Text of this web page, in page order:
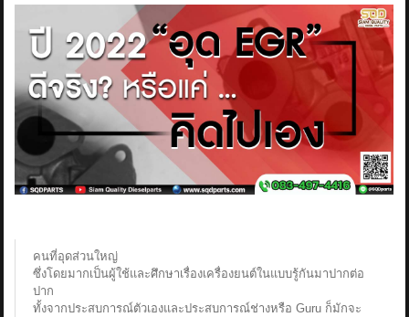
คนที่อุดส่วนใหญ่
ซึ่งโดยมากเป็นผู้ใช้และศึกษาเรื่องเครื่องยนต์ในแบบรู้กันมาปากต่อ
ปาก
ทั้งจากประสบการณ์ตัวเองและประสบการณ์ช่างหรือ Guru ก็มักจะ